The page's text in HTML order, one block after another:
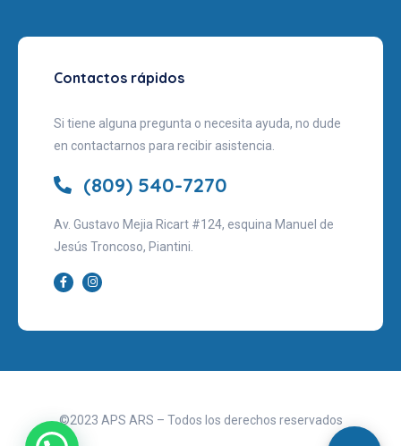
Contactos rápidos
Si tiene alguna pregunta o necesita ayuda, no dude
en contactarnos para recibir asistencia.
(809) 540-7270
Av. Gustavo Mejia Ricart #124, esquina Manuel de
Jesús Troncoso, Piantini.
©2023 APS ARS – Todos los derechos reservados